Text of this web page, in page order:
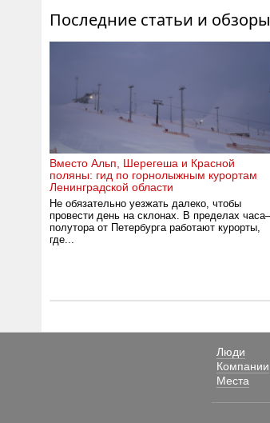
Последние статьи и
Вместо Альп, Шерегеша и Красной
поляны: гид по горнолыжным курортам
Ленинградской области
Не обязательно уезжать далеко, чтобы
провести день на склонах. В пределах часа–
полутора от Петербурга работают курорты,
где...
Люди
Компании
Места